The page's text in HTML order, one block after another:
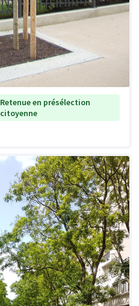
Retenue en présélection
citoyenne